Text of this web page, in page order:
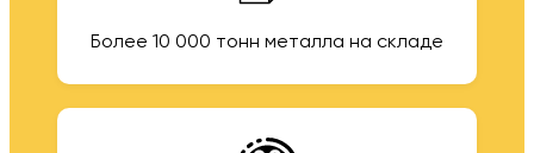
Более 10 000 тонн металла на складе